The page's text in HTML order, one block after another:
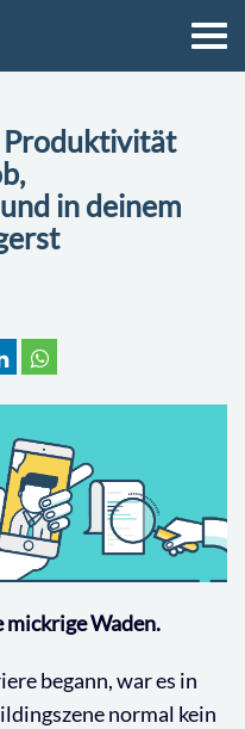
Produktivität
in deinem
Waden.
begann, war es in
normal kein